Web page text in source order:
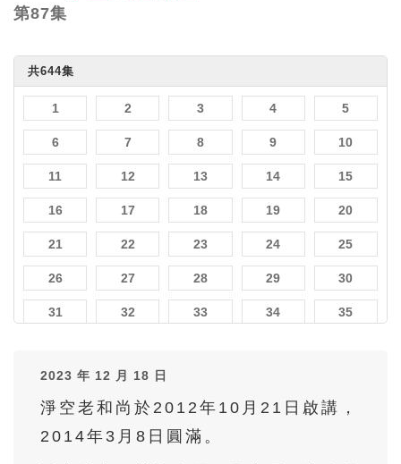
第87集
共644集
1 2 3 4 5
6 7 8 9 10
11 12 13 14 15
16 17 18 19 20
21 22 23 24 25
26 27 28 29 30
31 32 33 34 35
41 42
46 47 48 49 50
52 53
2023 年 12 月 18 日
淨空老和尚於2012年10月21日啟講，
2014年3月8日圓滿。